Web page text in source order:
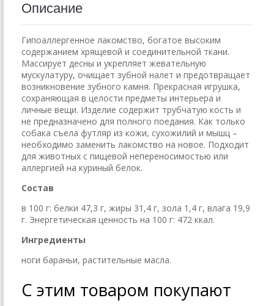
Описание
Гипоаллергенное лакомство, богатое высоким
содержанием хрящевой и соединительной ткани.
Массирует десны и укрепляет жевательную
мускулатуру, очищает зубной налет и предотвращает
возникновение зубного камня. Прекрасная игрушка,
сохраняющая в целости предметы интерьера и
личные вещи. Изделие содержит трубчатую кость и
не предназначено для полного поедания. Как только
собака съела футляр из кожи, сухожилий и мышц –
необходимо заменить лакомство на новое. Подходит
для животных с пищевой непереносимостью или
аллергией на куриный белок.
Состав
в 100 г: белки 47,3 г, жиры 31,4 г, зола 1,4 г, влага 19,9
г. Энергетическая ценность на 100 г: 472 ккал.
Ингредиенты
ноги бараньи, растительные масла.
С этим товаром покупают